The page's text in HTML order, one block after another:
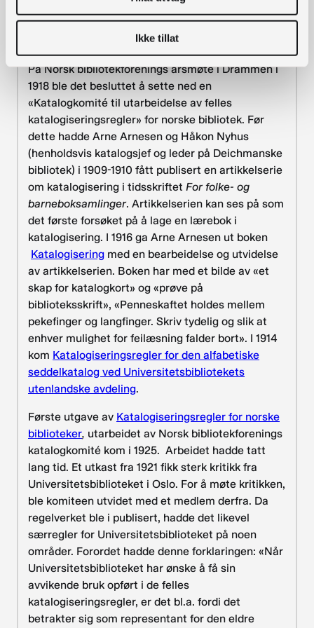
Ikke tillat
Historien om norske
katalogiseringsregler
På Norsk bibliotekforenings årsmøte i Drammen i
1918 ble det besluttet å sette ned en
«Katalogkomité til utarbeidelse av felles
katalogiseringsregler» for norske bibliotek. Før
dette hadde Arne Arnesen og Håkon Nyhus
(henholdsvis katalogsjef og leder på Deichmanske
bibliotek) i 1909-1910 fått publisert en artikkelserie
om katalogisering i tidsskriftet For folke- og
barneboksamlinger. Artikkelserien kan ses på som
det første forsøket på å lage en lærebok i
katalogisering. I 1916 ga Arne Arnesen ut boken
Katalogisering med en bearbeidelse og utvidelse
av artikkelserien. Boken har med et bilde av «et
skap for katalogkort» og «prøve på
biblioteksskrift», «Penneskaftet holdes mellem
pekefinger og langfinger. Skriv tydelig og slik at
enhver mulighet for feilæsning falder bort». I 1914
kom Katalogiseringsregler for den alfabetiske
seddelkatalog ved Universitetsbibliotekets
utenlandske avdeling.
Første utgave av Katalogiseringsregler for norske
biblioteker, utarbeidet av Norsk bibliotekforenings
katalogkomité kom i 1925. Arbeidet hadde tatt
lang tid. Et utkast fra 1921 fikk sterk kritikk fra
Universitetsbiblioteket i Oslo. For å møte kritikken,
ble komiteen utvidet med et medlem derfra. Da
regelverket ble i publisert, hadde det likevel
særregler for Universitetsbiblioteket på noen
områder. Forordet hadde denne forklaringen: «Når
Universitetsbiblioteket har ønske å få sin
avvikende bruk opført i de felles
katalogiseringsregler, er det bl.a. fordi det
betrakter sig som representant for den eldre